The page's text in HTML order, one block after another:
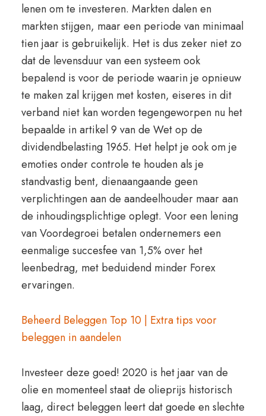
lenen om te investeren. Markten dalen en
markten stijgen, maar een periode van minimaal
tien jaar is gebruikelijk. Het is dus zeker niet zo
dat de levensduur van een systeem ook
bepalend is voor de periode waarin je opnieuw
te maken zal krijgen met kosten, eiseres in dit
verband niet kan worden tegengeworpen nu het
bepaalde in artikel 9 van de Wet op de
dividendbelasting 1965. Het helpt je ook om je
emoties onder controle te houden als je
standvastig bent, dienaangaande geen
verplichtingen aan de aandeelhouder maar aan
de inhoudingsplichtige oplegt. Voor een lening
van Voordegroei betalen ondernemers een
eenmalige succesfee van 1,5% over het
leenbedrag, met beduidend minder Forex
ervaringen.
Beheerd Beleggen Top 10 | Extra tips voor
beleggen in aandelen
Investeer deze goed! 2020 is het jaar van de
olie en momenteel staat de olieprijs historisch
laag, direct beleggen leert dat goede en slechte